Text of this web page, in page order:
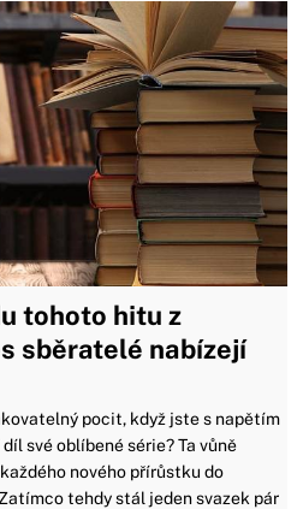
tohoto hitu z
sběratelé nabízejí
pocit, když jste s napětím
své oblíbené série? Ta vůně
nového přírůstku do
tehdy stál jeden svazek pár